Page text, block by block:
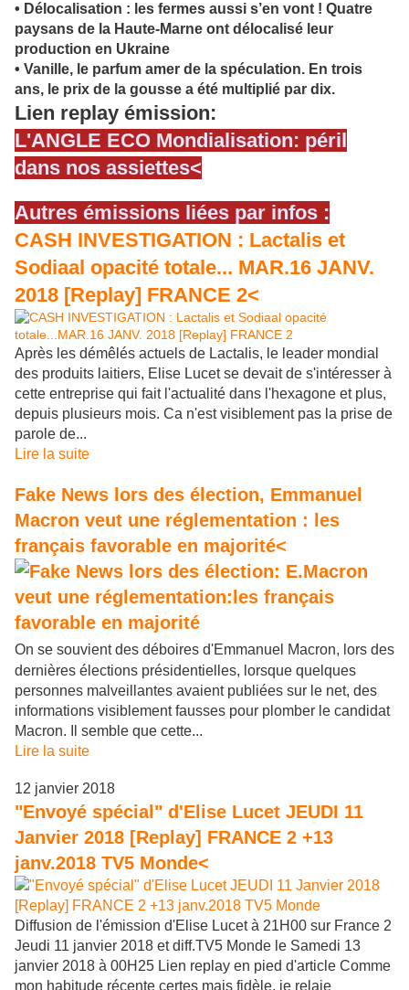
• Délocalisation : les fermes aussi s’en vont ! Quatre
paysans de la Haute-Marne ont délocalisé leur
production en Ukraine
• Vanille, le parfum amer de la spéculation. En trois
ans, le prix de la gousse a été multiplié par dix.
Lien replay émission:
L'ANGLE ECO Mondialisation: péril
dans nos assiettes<
Autres émissions liées par infos :
CASH INVESTIGATION : Lactalis et
Sodiaal opacité totale... MAR.16 JANV.
2018 [Replay] FRANCE 2<
Après les démêlés actuels de Lactalis, le leader mondial
des produits laitiers, Elise Lucet se devait de s'intéresser à
cette entreprise qui fait l'actualité dans l'hexagone et plus,
depuis plusieurs mois. Ca n'est visiblement pas la prise de
parole de...
Lire la suite
Fake News lors des élection, Emmanuel
Macron veut une réglementation : les
français favorable en majorité<
On se souvient des déboires d'Emmanuel Macron, lors des
dernières élections présidentielles, lorsque quelques
personnes malveillantes avaient publiées sur le net, des
informations visiblement fausses pour plomber le candidat
Macron. Il semble que cette...
Lire la suite
12 janvier 2018
"Envoyé spécial" d'Elise Lucet JEUDI 11
Janvier 2018 [Replay] FRANCE 2 +13
janv.2018 TV5 Monde<
Diffusion de l'émission d'Elise Lucet à 21H00 sur France 2
Jeudi 11 janvier 2018 et diff.TV5 Monde le Samedi 13
janvier 2018 à 00H25 Lien replay en pied d'article Comme
mon habitude récente certes mais fidèle, je relaie